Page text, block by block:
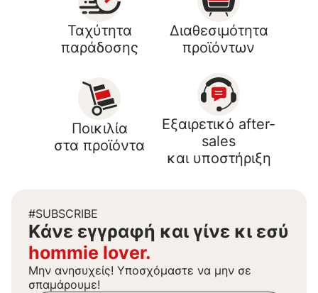
Ταχύτητα
παράδοσης
Διαθεσιμότητα
προϊόντων
Ποικιλία
στα προϊόντα
Εξαιρετικό after-
sales
και υποστήριξη
#SUBSCRIBE
Kάνε εγγραφή και γίνε κι εσύ
hommie lover.
Μην ανησυχείς! Υποσχόμαστε να μην σε
σπαμάρουμε!